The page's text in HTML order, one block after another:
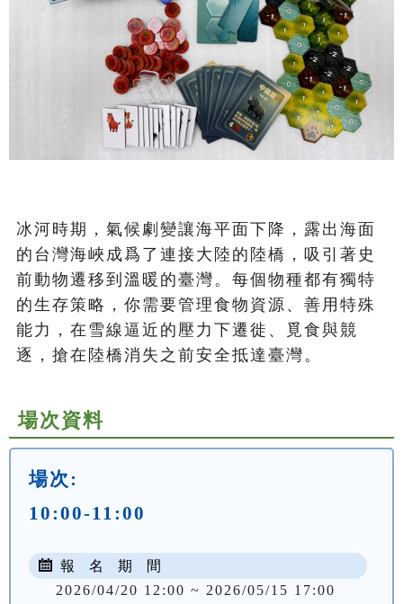
冰河時期，氣候劇變讓海平面下降，露出海面
的台灣海峽成爲了連接大陸的陸橋，吸引著史
前動物遷移到溫暖的臺灣。每個物種都有獨特
的生存策略，你需要管理食物資源、善用特殊
能力，在雪線逼近的壓力下遷徙、覓食與競
逐，搶在陸橋消失之前安全抵達臺灣。
場次資料
場次:
10:00-11:00
報 名 期 間
2026/04/20 12:00 ~ 2026/05/15 17:00